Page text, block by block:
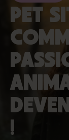
PET
!